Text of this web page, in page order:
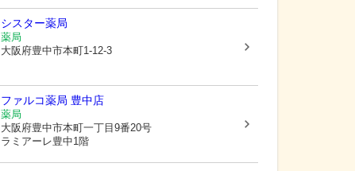
シスター薬局
薬局
大阪府豊中市本町1-12-3
ファルコ薬局 豊中店
薬局
大阪府豊中市本町一丁目9番20号
ラミアーレ豊中1階